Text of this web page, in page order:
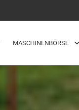
MASCHINENBÖRSE